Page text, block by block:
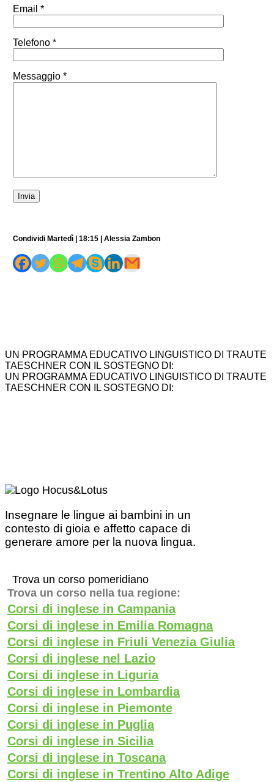
Email *
Telefono *
Messaggio *
Condividi Martedì | 18:15 | Alessia Zambon
UN PROGRAMMA EDUCATIVO LINGUISTICO DI TRAUTE
TAESCHNER CON IL SOSTEGNO DI:
UN PROGRAMMA EDUCATIVO LINGUISTICO DI TRAUTE
TAESCHNER CON IL SOSTEGNO DI:
Insegnare le lingue ai bambini in un
contesto di gioia e affetto capace di
generare amore per la nuova lingua.
Trova un corso pomeridiano
Trova un corso nella tua regione:
Corsi di inglese in Campania
Corsi di inglese in Emilia Romagna
Corsi di inglese in Friuli Venezia Giulia
Corsi di inglese nel Lazio
Corsi di inglese in Liguria
Corsi di inglese in Lombardia
Corsi di inglese in Piemonte
Corsi di inglese in Puglia
Corsi di inglese in Sicilia
Corsi di inglese in Toscana
Corsi di inglese in Trentino Alto Adige